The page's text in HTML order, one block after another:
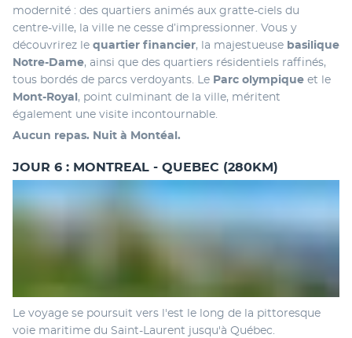
modernité : des quartiers animés aux gratte-ciels du
centre-ville, la ville ne cesse d’impressionner. Vous y
découvrirez le quartier financier, la majestueuse basilique
Notre-Dame, ainsi que des quartiers résidentiels raffinés,
tous bordés de parcs verdoyants. Le Parc olympique
Mont-Royal , point culminant de la ville, méritent
également une visite incontournable.
Aucun repas. Nuit à Montéal.
JOUR 6 : MONTREAL - QUEBEC (280KM)
Le voyage se poursuit vers l'est le long de la pittoresque
voie maritime du Saint-Laurent jusqu'à Québec.